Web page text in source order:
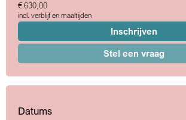
€ 630,00
incl. verblijf en maaltijden
Inschrijven
Stel een vraag
Datums